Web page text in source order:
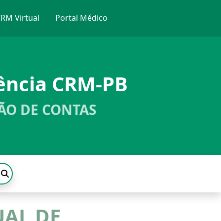
Virtual Portal Médico
CRM-PB
DE CONTAS